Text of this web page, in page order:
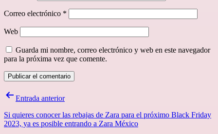
Correo electrónico *
Web
Guarda mi nombre, correo electrónico y web en este navegador
para la próxima vez que comente.
Navegación
entradas
Entrada anterior
Si quieres conocer las rebajas de Zara para el próximo Black Friday
2023, ya es posible entrando a Zara México